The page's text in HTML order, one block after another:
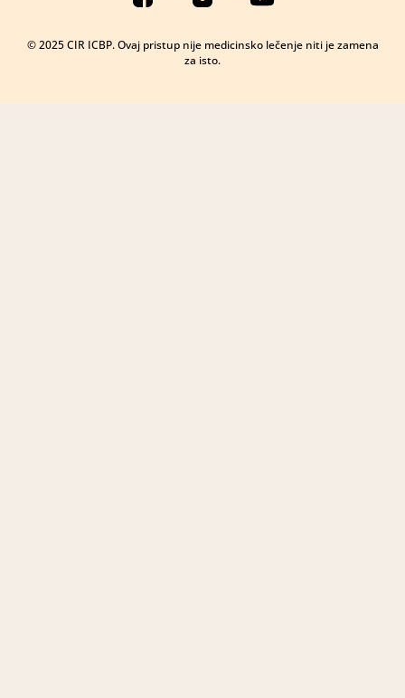
© 2025 CIR ICBP. Ovaj pristup nije medicinsko lečenje niti je zamena
za isto.